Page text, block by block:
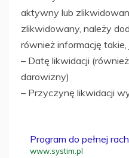
aktywny lub
zlikwidowany, należy
również informację takie,
– Datę likwidacji
darowizny)
– Przyczynę likwidacji
Program do pełnej
www.systim.pl